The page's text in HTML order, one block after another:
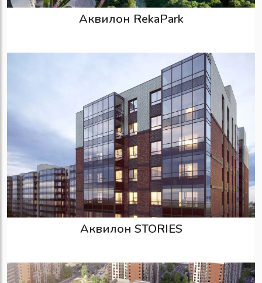
Аквилон RekaPark
Аквилон STORIES